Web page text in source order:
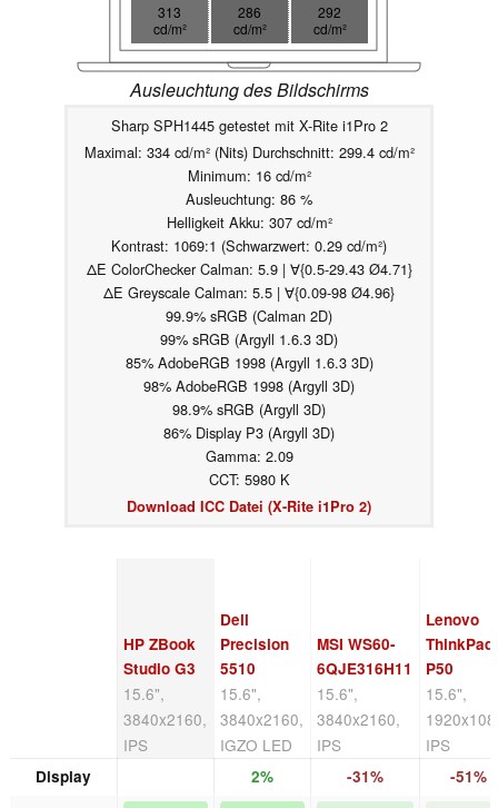
313
cd/m²
286
cd/m²
292
cd/m²
Ausleuchtung des Bildschirms
Sharp SPH1445 getestet mit X-Rite i1Pro 2
Maximal: 334 cd/m² (Nits) Durchschnitt: 299.4 cd/m²
Minimum: 16 cd/m²
Ausleuchtung: 86 %
Helligkeit Akku: 307 cd/m²
Kontrast: 1069:1 (Schwarzwert: 0.29 cd/m²)
ΔE ColorChecker Calman: 5.9 | ∀{0.5-29.43 Ø4.71}
ΔE Greyscale Calman: 5.5 | ∀{0.09-98 Ø4.96}
99.9% sRGB (Calman 2D)
99% sRGB (Argyll 1.6.3 3D)
85% AdobeRGB 1998 (Argyll 1.6.3 3D)
98% AdobeRGB 1998 (Argyll 3D)
98.9% sRGB (Argyll 3D)
86% Display P3 (Argyll 3D)
Gamma: 2.09
CCT: 5980 K
Download ICC Datei (X-Rite i1Pro 2)
HP ZBook
Studio G3
15.6",
3840x2160,
IPS
Dell
Precision
5510
15.6",
3840x2160,
IGZO LED
MSI WS60-
6QJE316H11
15.6",
3840x2160,
IPS
Lenovo
ThinkPad
P50
15.6",
IPS
Display 2% -31% -51%